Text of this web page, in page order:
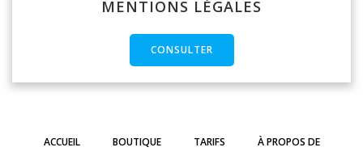
MENTIONS LÉGALES
CONSULTER
ACCUEIL BOUTIQUE TARIFS À PROPOS DE